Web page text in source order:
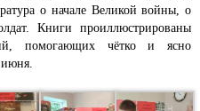
о начале Великой войны, о
Книги проиллюстрированы
помогающих чётко и ясно